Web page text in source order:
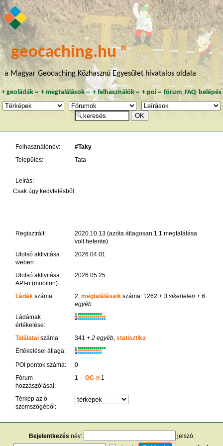
geocaching.hu ®
a Magyar Geocaching Közhasznú Egyesület hivatalos oldala
+ geoládák~ +megtalálások~ +felhasználók~ + poi~ fórum FAQ belépés
Felhasználónév:
#Taky
Település:
Tata
Leírás:
Csak úgy kedvtelésből.
Regisztrált:
2020.10.13 (azóta átlagosan 1.1 megtalálása
volt hetente)
Utolsó aktivitása
weben:
2026.04.01
Utolsó aktivitása
API-n (mobilon):
2026.05.25
Ládákszáma: 2, megtalálásaikszáma: 1262 + 3 sikertelen + 6
egyéb
Ládáinak
értékelése:
K
R
W
Találataiszáma: 341 + 2 egyéb, statisztika
Értékelései átlaga:
K
R
W
POI pontok száma:
0
Fórum
hozzászólásai:
1 -- GC-n1
Térkép az ő
szemszögéből:
Bejelentkezés név:
jelszó: